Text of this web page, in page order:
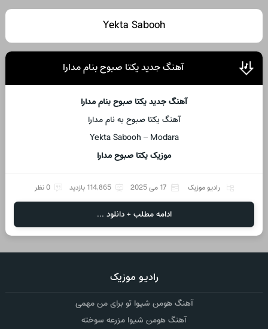
Yekta Sabooh
آهنگ جدید یکتا صبوح بنام مدارا
آهنگ جدید یکتا صبوح بنام مدارا
آهنگ یکتا صبوح به نام مدارا
Yekta Sabooh – Modara
موزیک یکتا صبوح مدارا
رادیو موزیک 17 می 2025 114,865 بازدید 0 نظر
ادامه مطلب + دانلود ...
رادیو موزیک
آهنگ هومن شیوا تو برای من مهمی
آهنگ هومن شیوا مزرعه سوخته